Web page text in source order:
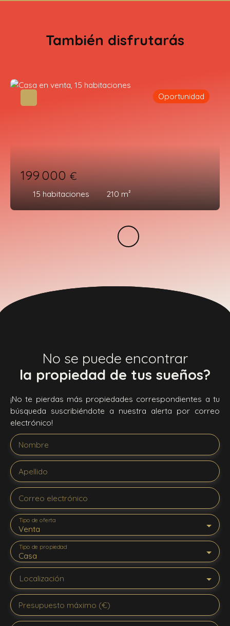
También disfrutarás
199 000€
15 habitaciones 210 m²
Oportunidad
No se puede encontrar
la propiedad de tus sueños?
¡No te pierdas más propiedades correspondientes a tu
búsqueda suscribiéndote a nuestra alerta por correo
electrónico!
Nombre
Apellido
Correo electrónico
Venta
Tipo de oferta
Casa
Tipo de propiedad
Localización
Presupuesto máximo (€)